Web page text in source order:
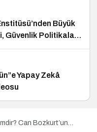
Büyük
Güvenlik Politikaları
Yapay Zekâ
Can Bozkurt’un